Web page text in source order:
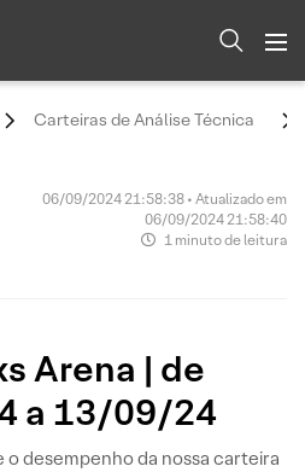
Carteiras de Análise Técnica
06/09/2024 21:58:38 • Atualizado em
06/09/2024 21:58:40
1 minuto de leitura
Arena | de
a 13/09/24
o desempenho da nossa carteira